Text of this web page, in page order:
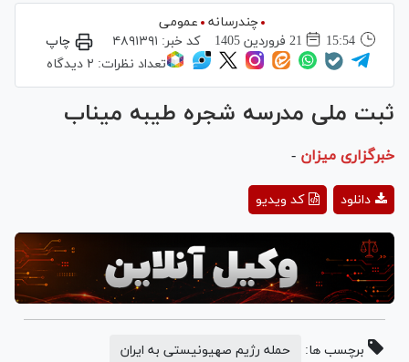
چندرسانه
عمومی
15:54
21 فروردين 1405 کد خبر: ۴۸۹۱۳۹۱
چاپ
تعداد نظرات: ۲ دیدگاه
ثبت ملی مدرسه شجره طیبه میناب
خبرگزاری میزان -
Play
Video
کد ویدیو دانلود
برچسب ها: حمله رژیم صهیونیستی به ایران